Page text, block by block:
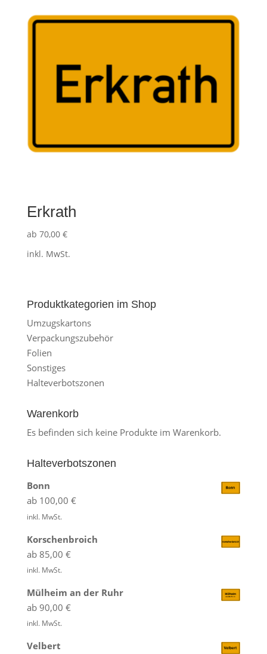
Erkrath
ab 70,00 €
inkl. MwSt.
Produktkategorien im Shop
Umzugskartons
Verpackungszubehör
Folien
Sonstiges
Halteverbotszonen
Warenkorb
Es befinden sich keine Produkte im Warenkorb.
Halteverbotszonen
Bonn
ab 100,00 €
inkl. MwSt.
Korschenbroich
ab 85,00 €
inkl. MwSt.
Mülheim an der Ruhr
ab 90,00 €
inkl. MwSt.
Velbert